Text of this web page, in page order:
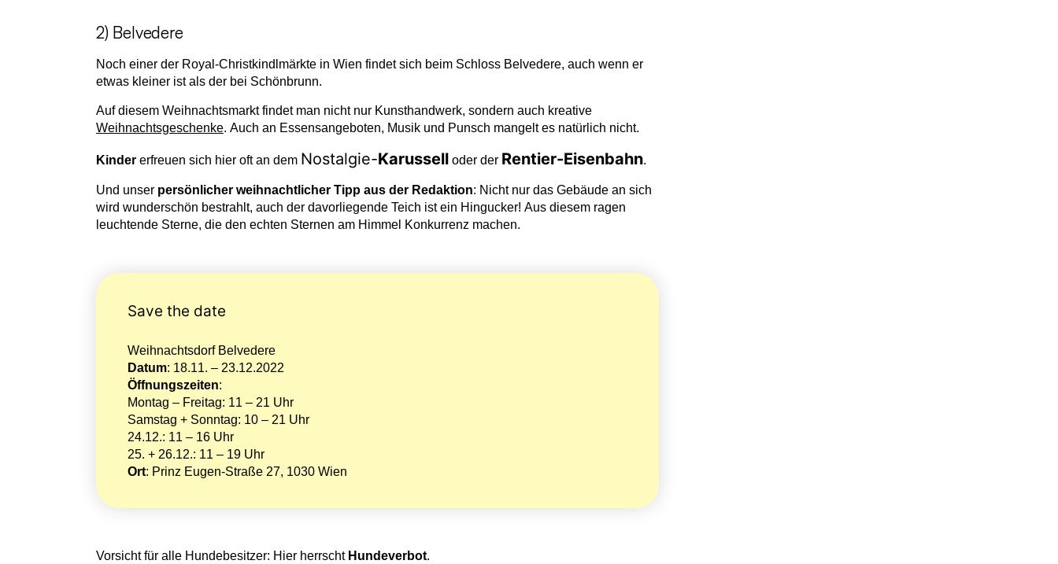
2) Belvedere
Noch einer der Royal-Christkindlmärkte in Wien findet sich beim Schloss Belvedere, auch wenn er
etwas kleiner ist als der bei Schönbrunn.
Auf diesem Weihnachtsmarkt findet man nicht nur Kunsthandwerk, sondern auch kreative
Weihnachtsgeschenke. Auch an Essensangeboten, Musik und Punsch mangelt es natürlich nicht.
Kinder erfreuen sich hier oft an dem Nostalgie-Karussell oder der Rentier-Eisenbahn.
Und unser persönlicher weihnachtlicher Tipp aus der Redaktion: Nicht nur das Gebäude an sich
wird wunderschön bestrahlt, auch der davorliegende Teich ist ein Hingucker! Aus diesem ragen
leuchtende Sterne, die den echten Sternen am Himmel Konkurrenz machen.
Save the date
Weihnachtsdorf Belvedere
Datum: 18.11. – 23.12.2022
Öffnungszeiten:
Montag – Freitag: 11 – 21 Uhr
Samstag + Sonntag: 10 – 21 Uhr
24.12.: 11 – 16 Uhr
25. + 26.12.: 11 – 19 Uhr
Ort: Prinz Eugen-Straße 27, 1030 Wien
Vorsicht für alle Hundebesitzer: Hier herrscht Hundeverbot.